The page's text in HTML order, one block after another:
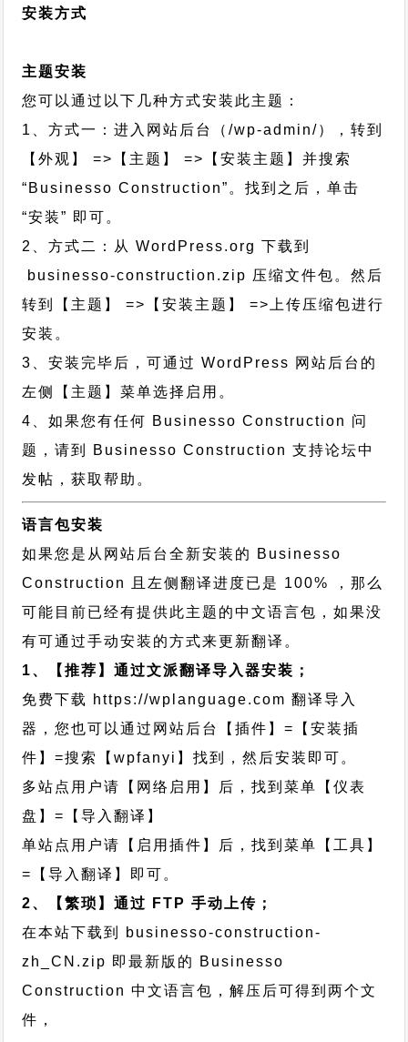
安装方式
主题安装
您可以通过以下几种方式安装此主题：
1、方式一：进入网站后台（/wp-admin/），转到
【外观】 =>【主题】 =>【安装主题】并搜索
“Businesso Construction”。找到之后，单击
“安装” 即可。
2、方式二：从 WordPress.org 下载到
businesso-construction.zip 压缩文件包。然后
转到【主题】 =>【安装主题】 =>上传压缩包进行
安装。
3、安装完毕后，可通过 WordPress 网站后台的
左侧【主题】菜单选择启用。
4、如果您有任何 Businesso Construction 问
题，请到 Businesso Construction 支持论坛中
发帖，获取帮助。
语言包安装
如果您是从网站后台全新安装的 Businesso
Construction 且左侧翻译进度已是 100% ，那么
可能目前已经有提供此主题的中文语言包，如果没
有可通过手动安装的方式来更新翻译。
1、【推荐】通过文派翻译导入器安装；
免费下载 https://wplanguage.com 翻译导入
器，您也可以通过网站后台【插件】=【安装插
件】=搜索【wpfanyi】找到，然后安装即可。
多站点用户请【网络启用】后，找到菜单【仪表
盘】=【导入翻译】
单站点用户请【启用插件】后，找到菜单【工具】
=【导入翻译】即可。
2、【繁琐】通过 FTP 手动上传；
在本站下载到 businesso-construction-
zh_CN.zip 即最新版的 Businesso
Construction 中文语言包，解压后可得到两个文
件，